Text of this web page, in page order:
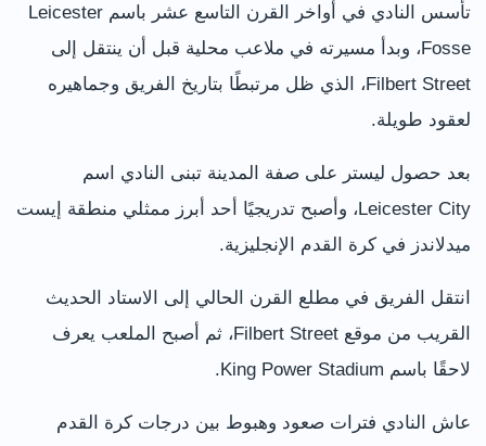
تأسس النادي في أواخر القرن التاسع عشر باسم Leicester
Fosse، وبدأ مسيرته في ملاعب محلية قبل أن ينتقل إلى
Filbert Street، الذي ظل مرتبطًا بتاريخ الفريق وجماهيره
لعقود طويلة.
بعد حصول ليستر على صفة المدينة تبنى النادي اسم
Leicester City، وأصبح تدريجيًا أحد أبرز ممثلي منطقة إيست
ميدلاندز في كرة القدم الإنجليزية.
انتقل الفريق في مطلع القرن الحالي إلى الاستاد الحديث
القريب من موقع Filbert Street، ثم أصبح الملعب يعرف
لاحقًا باسم King Power Stadium.
عاش النادي فترات صعود وهبوط بين درجات كرة القدم